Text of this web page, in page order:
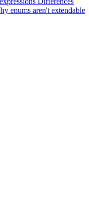
enums aren't extendable